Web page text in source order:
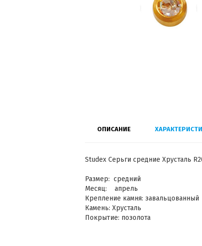
ОПИСАНИЕ
Studex Серьги средние Хрусталь
Размер: средний
Месяц: апрель
Крепление камня: завальцованный
Камень: Хрусталь
Покрытие: позолота